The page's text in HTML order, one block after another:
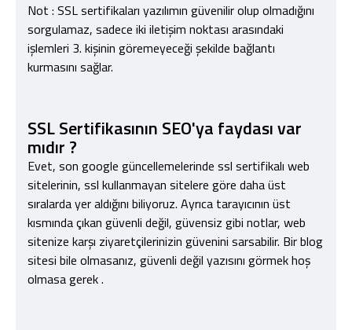
Not : SSL sertifikaları yazılımın güvenilir olup olmadığını
sorgulamaz, sadece iki iletişim noktası arasındaki
işlemleri 3. kişinin göremeyeceği şekilde bağlantı
kurmasını sağlar.
SSL Sertifikasının SEO'ya faydası var
mıdır ?
Evet, son google güncellemelerinde ssl sertifikalı web
sitelerinin, ssl kullanmayan sitelere göre daha üst
sıralarda yer aldığını biliyoruz. Ayrıca tarayıcının üst
kısmında çıkan güvenli değil, güvensiz gibi notlar, web
sitenize karşı ziyaretçilerinizin güvenini sarsabilir. Bir blog
sitesi bile olmasanız, güvenli değil yazısını görmek hoş
olmasa gerek .